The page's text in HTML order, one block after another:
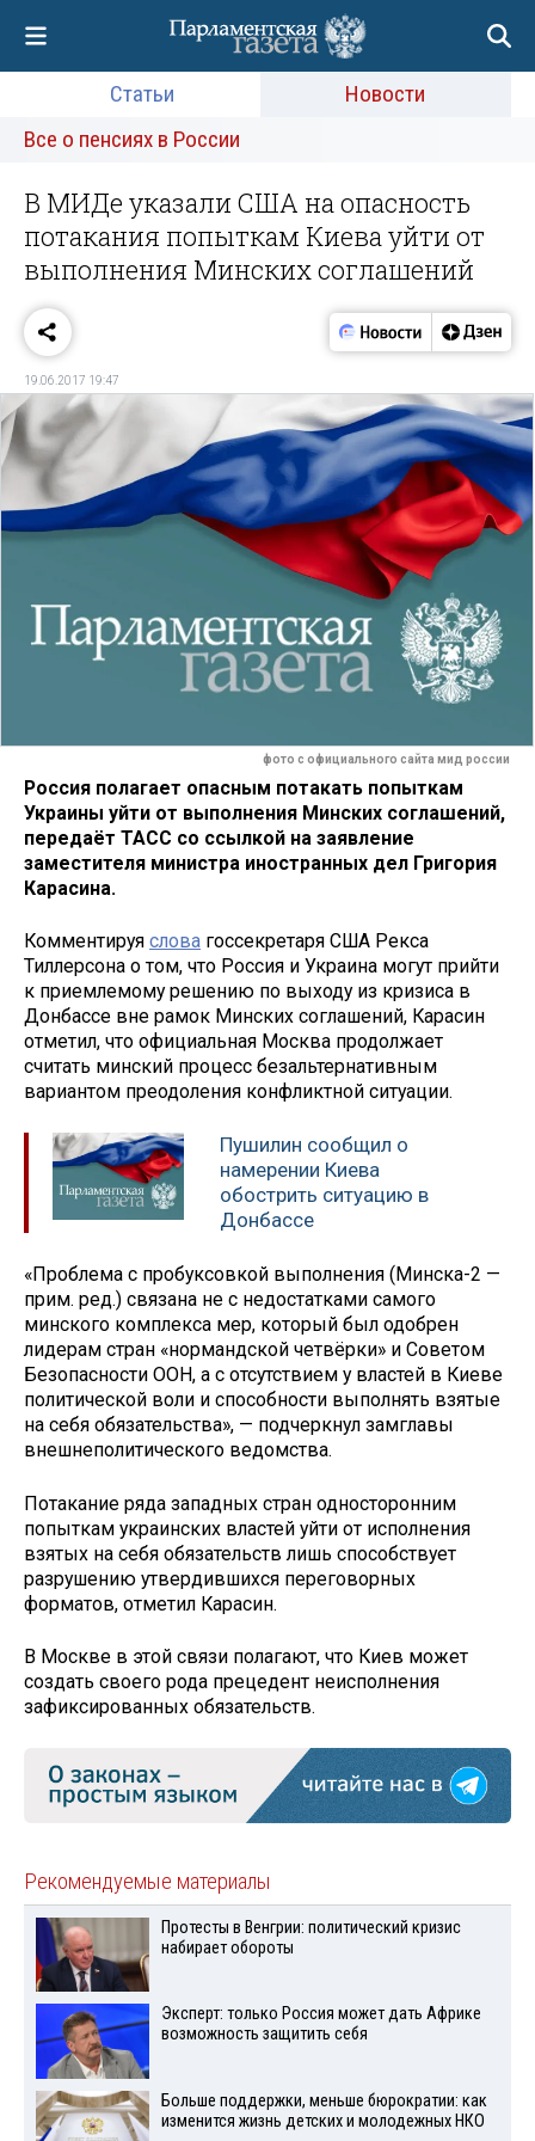
Статьи
Новости
Все о пенсиях в России
В МИДе указали США на опасность
потакания попыткам Киева уйти от
выполнения Минских соглашений
19.06.2017 19:47
фото с официального сайта мид россии
Россия полагает опасным потакать попыткам
Украины уйти от выполнения Минских соглашений,
передаёт ТАСС со ссылкой на заявление
заместителя министра иностранных дел Григория
Карасина.
Комментируя слова госсекретаря США Рекса
Тиллерсона о том, что Россия и Украина могут прийти
к приемлемому решению по выходу из кризиса в
Донбассе вне рамок Минских соглашений, Карасин
отметил, что официальная Москва продолжает
считать минский процесс безальтернативным
вариантом преодоления конфликтной ситуации.
Пушилин сообщил о
намерении Киева
обострить ситуацию в
Донбассе
«Проблема с пробуксовкой выполнения (Минска-2 —
прим. ред.) связана не с недостатками самого
минского комплекса мер, который был одобрен
лидерам стран «нормандской четвёрки» и Советом
Безопасности ООН, а с отсутствием у властей в Киеве
политической воли и способности выполнять взятые
на себя обязательства», — подчеркнул замглавы
внешнеполитического ведомства.
Потакание ряда западных стран односторонним
попыткам украинских властей уйти от исполнения
взятых на себя обязательств лишь способствует
разрушению утвердившихся переговорных
форматов, отметил Карасин.
В Москве в этой связи полагают, что Киев может
создать своего рода прецедент неисполнения
зафиксированных обязательств.
Рекомендуемые материалы
Протесты в Венгрии: политический кризис
набирает обороты
Эксперт: только Россия может дать Африке
возможность защитить себя
Больше поддержки, меньше бюрократии: как
изменится жизнь детских и молодежных НКО